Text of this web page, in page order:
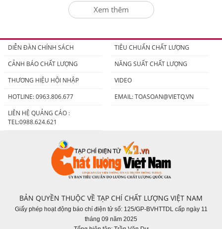
Xem thêm
DIỄN ĐÀN CHÍNH SÁCH
TIÊU CHUẨN CHẤT LƯỢNG
CẢNH BÁO CHẤT LƯỢNG
NĂNG SUẤT CHẤT LƯỢNG
THƯƠNG HIỆU HỘI NHẬP
VIDEO
HOTLINE: 0963.806.677
EMAIL:TOASOAN@VIETQ.VN
LIÊN HỆ QUẢNG CÁO :
TEL:0988.624.621
BẢN QUYỀN THUỘC VỀ TẠP CHÍ CHẤT LƯỢNG VIỆT NAM
Giấy phép hoạt động báo chí điện tử số: 125/GP-BVHTTDL cấp ngày 11
tháng 09 năm 2025